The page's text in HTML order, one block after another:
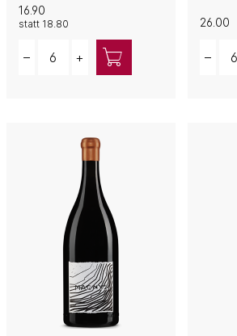
16.90
statt 18.80
– +
26.00
–